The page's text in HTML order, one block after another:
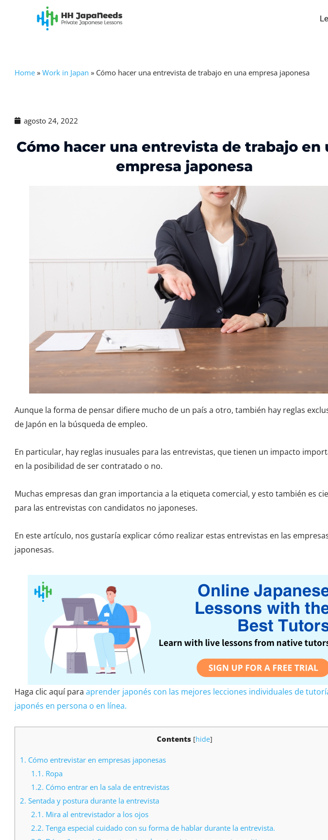
Home » Work in Japan » Cómo hacer una entrevista de trabajo en una empresa japonesa
agosto 24, 2022
Cómo hacer una entrevista de trabajo en
empresa japonesa
Aunque la forma de pensar difiere mucho de un país a otro, también hay reglas
de Japón en la búsqueda de empleo.
En particular, hay reglas inusuales para las entrevistas, que tienen un impacto
en la posibilidad de ser contratado o no.
Muchas empresas dan gran importancia a la etiqueta comercial, y esto también es
para las entrevistas con candidatos no japoneses.
En este artículo, nos gustaría explicar cómo realizar estas entrevistas en las
japonesas.
Haga clic aquí para aprender japonés con las mejores lecciones individuales de
japonés en persona o en línea.
Contents [hide]
1. Cómo entrevistar en empresas japonesas
1.1. Ropa
1.2. Cómo entrar en la sala de entrevistas
2. Sentada y postura durante la entrevista
2.1. Mira al entrevistador a los ojos
2.2. Tenga especial cuidado con su forma de hablar durante la entrevista.